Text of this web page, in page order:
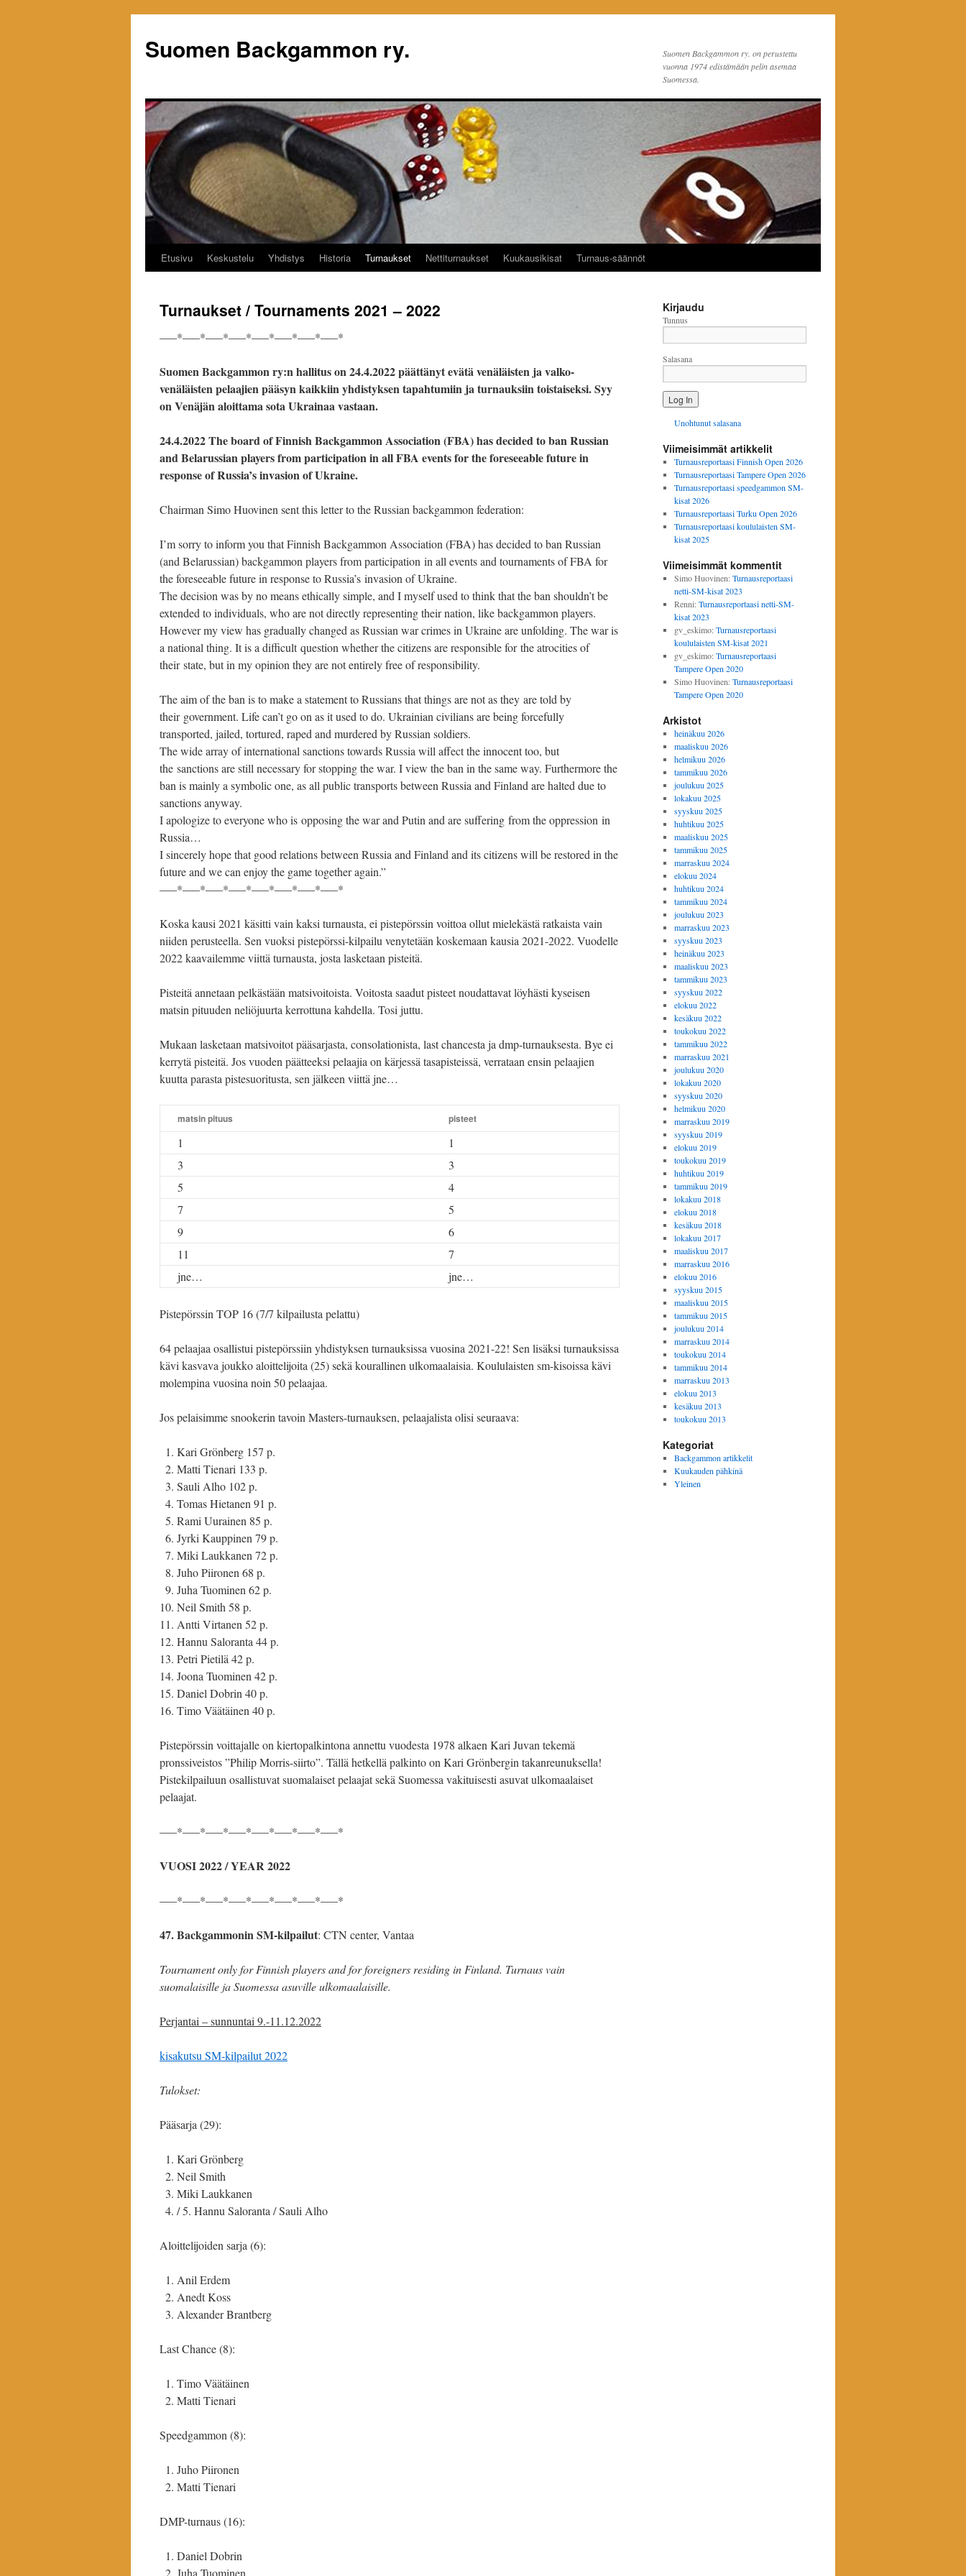
Suomen Backgammon ry.
Suomen Backgammon ry. on perustettu
vuonna 1974 edistämään pelin asemaa
Suomessa.
Etusivu Keskustelu Yhdistys Historia Turnaukset Nettiturnaukset Kuukausikisat Turnaus-säännöt
Turnaukset / Tournaments 2021 – 2022
—–*—–*—–*—–*—–*—–*—–*—–*
Suomen Backgammon ry:n hallitus on 24.4.2022 päättänyt evätä venäläisten ja valko-
venäläisten pelaajien pääsyn kaikkiin yhdistyksen tapahtumiin ja turnauksiin toistaiseksi. Syy
on Venäjän aloittama sota Ukrainaa vastaan.
24.4.2022 The board of Finnish Backgammon Association (FBA) has decided to ban Russian
and Belarussian players from participation in all FBA events for the foreseeable future in
response of Russia’s invasion of Ukraine.
Chairman Simo Huovinen sent this letter to the Russian backgammon federation:
I’m sorry to inform you that Finnish Backgammon Association (FBA) has decided to ban Russian
(and Belarussian) backgammon players from participation in all events and tournaments of FBA for
the foreseeable future in response to Russia’s invasion of Ukraine.
The decision was by no means ethically simple, and I myself used to think that the ban shouldn’t be
extended to individuals, who are not directly representing their nation, like backgammon players.
However my view has gradually changed as Russian war crimes in Ukraine are unfolding. The war is
a national thing. It is a difficult question whether the citizens are responsible for the atrocities of
their state, but in my opinion they are not entirely free of responsibility.
The aim of the ban is to make a statement to Russians that things are not as they are told by
their government. Life can’t go on as it used to do. Ukrainian civilians are being forcefully
transported, jailed, tortured, raped and murdered by Russian soldiers.
The wide array of international sanctions towards Russia will affect the innocent too, but
the sanctions are still necessary for stopping the war. I view the ban in the same way. Furthermore the
ban is mainly a symbolic one, as all public transports between Russia and Finland are halted due to
sanctions anyway.
I apologize to everyone who is opposing the war and Putin and are suffering from the oppression in
Russia…
I sincerely hope that good relations between Russia and Finland and its citizens will be restored in the
future and we can enjoy the game together again.”
—–*—–*—–*—–*—–*—–*—–*—–*
Koska kausi 2021 käsitti vain kaksi turnausta, ei pistepörssin voittoa ollut mielekästä ratkaista vain
niiden perusteella. Sen vuoksi pistepörssi-kilpailu venytetään koskemaan kausia 2021-2022. Vuodelle
2022 kaavailemme viittä turnausta, josta lasketaan pisteitä.
Pisteitä annetaan pelkästään matsivoitoista. Voitosta saadut pisteet noudattavat löyhästi kyseisen
matsin pituuden neliöjuurta kerrottuna kahdella. Tosi juttu.
Mukaan lasketaan matsivoitot pääsarjasta, consolationista, last chancesta ja dmp-turnauksesta. Bye ei
kerrytä pisteitä. Jos vuoden päätteeksi pelaajia on kärjessä tasapisteissä, verrataan ensin pelaajien
kuutta parasta pistesuoritusta, sen jälkeen viittä jne…
matsin pituus pisteet
1
1
3
3
5
4
7
5
9
6
11
7
jne…
jne…
Pistepörssin TOP 16 (7/7 kilpailusta pelattu)
64 pelaajaa osallistui pistepörssiin yhdistyksen turnauksissa vuosina 2021-22! Sen lisäksi turnauksissa
kävi kasvava joukko aloittelijoita (25) sekä kourallinen ulkomaalaisia. Koululaisten sm-kisoissa kävi
molempina vuosina noin 50 pelaajaa.
Jos pelaisimme snookerin tavoin Masters-turnauksen, pelaajalista olisi seuraava:
Kari Grönberg 157 p.
Matti Tienari 133 p.
Sauli Alho 102 p.
Tomas Hietanen 91 p.
Rami Uurainen 85 p.
Jyrki Kauppinen 79 p.
Miki Laukkanen 72 p.
Juho Piironen 68 p.
Juha Tuominen 62 p.
Neil Smith 58 p.
Antti Virtanen 52 p.
Hannu Saloranta 44 p.
Petri Pietilä 42 p.
Joona Tuominen 42 p.
Daniel Dobrin 40 p.
Timo Väätäinen 40 p.
Pistepörssin voittajalle on kiertopalkintona annettu vuodesta 1978 alkaen Kari Juvan tekemä
pronssiveistos ”Philip Morris-siirto”. Tällä hetkellä palkinto on Kari Grönbergin takanreunuksella!
Pistekilpailuun osallistuvat suomalaiset pelaajat sekä Suomessa vakituisesti asuvat ulkomaalaiset
pelaajat.
—–*—–*—–*—–*—–*—–*—–*—–*
VUOSI 2022 / YEAR 2022
—–*—–*—–*—–*—–*—–*—–*—–*
47. Backgammonin SM-kilpailut: CTN center, Vantaa
Tournament only for Finnish players and for foreigners residing in Finland. Turnaus vain
suomalaisille ja Suomessa asuville ulkomaalaisille.
Perjantai – sunnuntai 9.-11.12.2022
kisakutsu SM-kilpailut 2022
Tulokset:
Pääsarja (29):
Kari Grönberg
Neil Smith
Miki Laukkanen
/ 5. Hannu Saloranta / Sauli Alho
Aloittelijoiden sarja (6):
Anil Erdem
Anedt Koss
Alexander Brantberg
Last Chance (8):
Timo Väätäinen
Matti Tienari
Speedgammon (8):
Juho Piironen
Matti Tienari
DMP-turnaus (16):
Daniel Dobrin
Juha Tuominen
Kirjaudu
Tunnus
Salasana
Unohtunut salasana
Viimeisimmät artikkelit
Turnausreportaasi Finnish Open 2026
Turnausreportaasi Tampere Open 2026
Turnausreportaasi speedgammon SM-
kisat 2026
Turnausreportaasi Turku Open 2026
Turnausreportaasi koululaisten SM-
kisat 2025
Viimeisimmät kommentit
Simo Huovinen:Turnausreportaasi
netti-SM-kisat 2023
Renni:Turnausreportaasi netti-SM-
kisat 2023
gv_eskimo:Turnausreportaasi
koululaisten SM-kisat 2021
gv_eskimo:Turnausreportaasi
Tampere Open 2020
Simo Huovinen:Turnausreportaasi
Tampere Open 2020
Arkistot
heinäkuu 2026
maaliskuu 2026
helmikuu 2026
tammikuu 2026
joulukuu 2025
lokakuu 2025
syyskuu 2025
huhtikuu 2025
maaliskuu 2025
tammikuu 2025
marraskuu 2024
elokuu 2024
huhtikuu 2024
tammikuu 2024
joulukuu 2023
marraskuu 2023
syyskuu 2023
heinäkuu 2023
maaliskuu 2023
tammikuu 2023
syyskuu 2022
elokuu 2022
kesäkuu 2022
toukokuu 2022
tammikuu 2022
marraskuu 2021
joulukuu 2020
lokakuu 2020
syyskuu 2020
helmikuu 2020
marraskuu 2019
syyskuu 2019
elokuu 2019
toukokuu 2019
huhtikuu 2019
tammikuu 2019
lokakuu 2018
elokuu 2018
kesäkuu 2018
lokakuu 2017
maaliskuu 2017
marraskuu 2016
elokuu 2016
syyskuu 2015
maaliskuu 2015
tammikuu 2015
joulukuu 2014
marraskuu 2014
toukokuu 2014
tammikuu 2014
marraskuu 2013
elokuu 2013
kesäkuu 2013
toukokuu 2013
Kategoriat
Backgammon artikkelit
Kuukauden pähkinä
Yleinen